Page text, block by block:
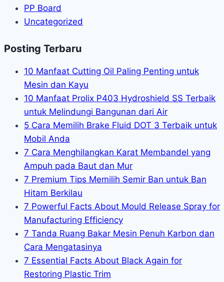
PP Board
Uncategorized
Posting Terbaru
10 Manfaat Cutting Oil Paling Penting untuk
Mesin dan Kayu
10 Manfaat Prolix P403 Hydroshield SS Terbaik
untuk Melindungi Bangunan dari Air
5 Cara Memilih Brake Fluid DOT 3 Terbaik untuk
Mobil Anda
7 Cara Menghilangkan Karat Membandel yang
Ampuh pada Baut dan Mur
7 Premium Tips Memilih Semir Ban untuk Ban
Hitam Berkilau
7 Powerful Facts About Mould Release Spray for
Manufacturing Efficiency
7 Tanda Ruang Bakar Mesin Penuh Karbon dan
Cara Mengatasinya
7 Essential Facts About Black Again for
Restoring Plastic Trim